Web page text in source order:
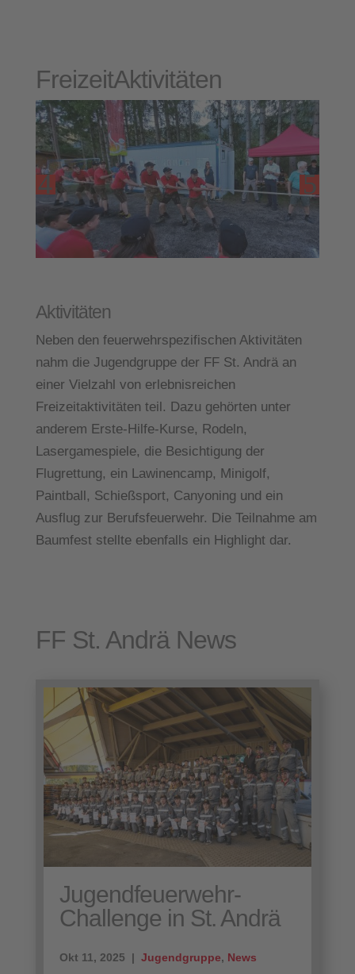
FreizeitAktivitäten
Aktivitäten
Neben den feuerwehrspezifischen Aktivitäten
nahm die Jugendgruppe der FF St. Andrä an
einer Vielzahl von erlebnisreichen
Freizeitaktivitäten teil. Dazu gehörten unter
anderem Erste-Hilfe-Kurse, Rodeln,
Lasergamespiele, die Besichtigung der
Flugrettung, ein Lawinencamp, Minigolf,
Paintball, Schießsport, Canyoning und ein
Ausflug zur Berufsfeuerwehr. Die Teilnahme am
Baumfest stellte ebenfalls ein Highlight dar.
FF St. Andrä N
Jugendfeuerwehr-
Challenge in St. Andrä
Okt 11, 2025 | Jugendgruppe, News